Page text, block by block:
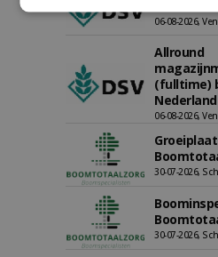
06-08-2026,
Allround
(fulltime)
Nederland
06-08-2026,
30-07-2026,
30-07-2026,